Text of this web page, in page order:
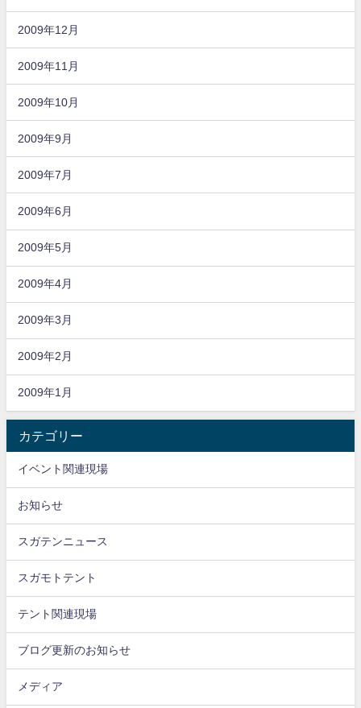
2009年12月
2009年11月
2009年10月
2009年9月
2009年7月
2009年6月
2009年5月
2009年4月
2009年3月
2009年2月
2009年1月
カテゴリー
イベント関連現場
お知らせ
スガテンニュース
スガモトテント
テント関連現場
ブログ更新のお知らせ
メディア